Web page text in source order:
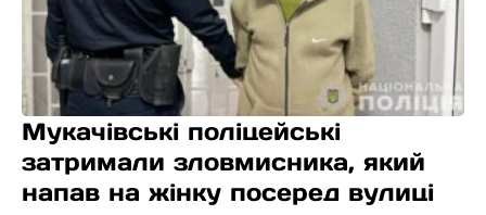
Мукачівські поліцейські
затримали зловмисника, який
напав на жінку посеред вулиці